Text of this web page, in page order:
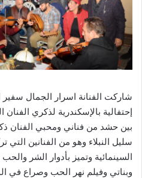
شاركت الفنانة اسرار الجمال
إحتفالية بالإسكندرية لذكري
بين حشد من فناني ومحبي الفنان
سليل النبلاء وهو من الفنانين
السينمائية وتميز بأدوار الشر والحب
وبناتي وفيلم نهر الحب وصراع في